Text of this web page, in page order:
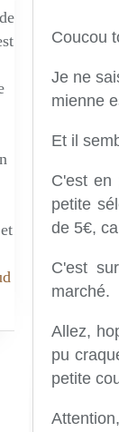
Coucou
Je ne
mienne
Et il
C'est en
petite
de 5€,
C'est
marché.
Allez,
pu
petite